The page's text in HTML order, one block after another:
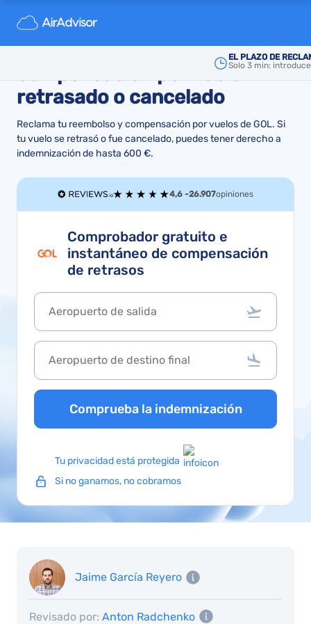
EL PLAZO DE
Solo 3 min:
Gol Linhas Aereas:
reclamación, reembolso y
compensación por vuelo
retrasado o cancelado
Reclama tu reembolso y compensación por vuelos de GOL. Si
tu vuelo se retrasó o fue cancelado, puedes tener derecho a
indemnización de hasta 600 €.
4,6 -26.907opiniones
Comprobador gratuito e
instantáneo de compensación
de retrasos
Comprueba la indemnización
Tu privacidad está protegida
Si no ganamos, no cobramos
Jaime García Reyero
Revisado por: Anton Radchenko